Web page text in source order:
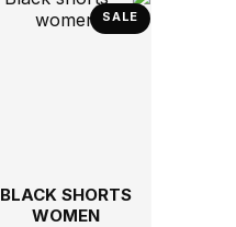
SALE
BLACK SHORTS
WOMEN